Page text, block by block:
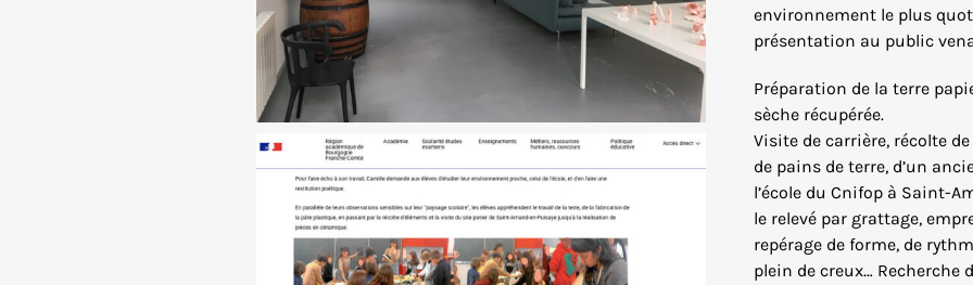
environnement le plus
présentation au public
Préparation de la terre
sèche récupérée.
Visite de carrière, récolte
de pains de terre, d’un
l’école du Cnifop à Saint-
le relevé par grattage,
repérage de forme, de
plein de creux… Recherche